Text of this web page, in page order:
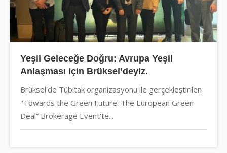
Yeşil Geleceğe Doğru: Avrupa Yeşil
Anlaşması için Brüksel’deyiz.
Brüksel'de Tübitak organizasyonu ile gerçekleştirilen
"Towards the Green Future: The European Green
Deal” Brokerage Event'te...